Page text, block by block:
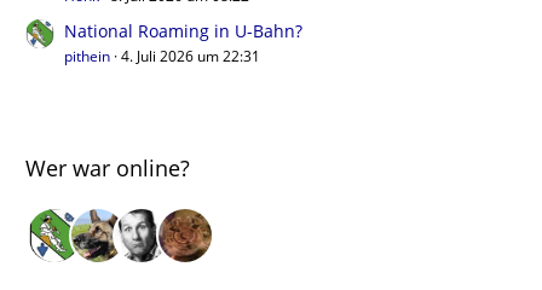
National Roaming in U-Bahn?
pithein 4. Juli 2026 um 22:31
Wer war online?